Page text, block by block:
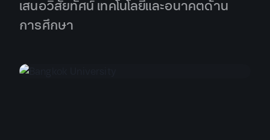
เสนอวิสัยทัศน์ เทคโนโลยีและอนาคตด้าน
การศึกษา